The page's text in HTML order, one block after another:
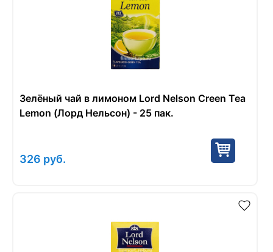
Зелёный чай в лимоном Lord Nelson Creen Tea
Lemon (Лорд Нельсон) - 25 пак.
326 руб.